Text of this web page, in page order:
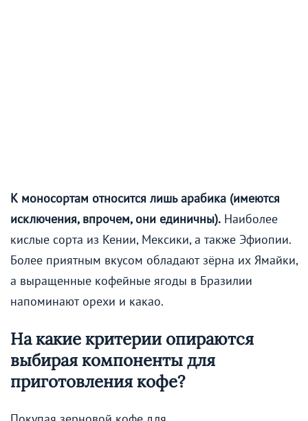
К моносортам относится лишь арабика (имеются
исключения, впрочем, они единичны). Наиболее
кислые сорта из Кении, Мексики, а также Эфиопии.
Более приятным вкусом обладают зёрна их Ямайки,
а выращенные кофейные ягоды в Бразилии
напоминают орехи и какао.
На какие критерии опираются
выбирая компоненты для
приготовления кофе?